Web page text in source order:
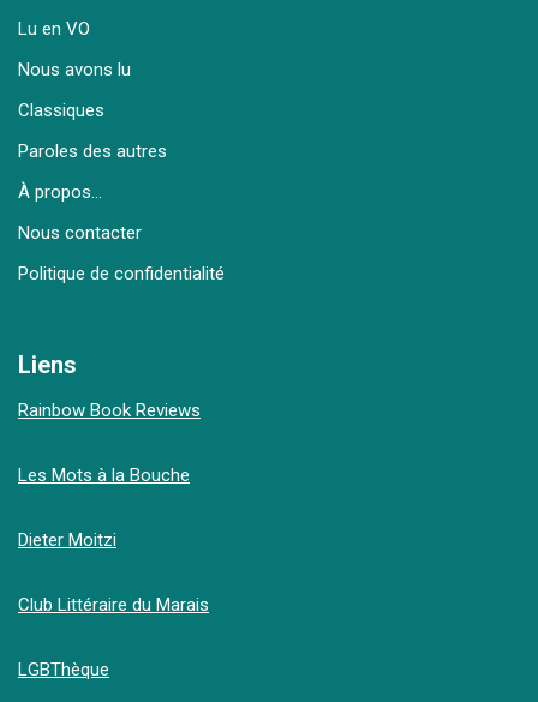
Lu en VO
Nous avons lu
Classiques
Paroles des autres
À propos…
Nous contacter
Politique de confidentialité
Liens
Rainbow Book Reviews
Les Mots à la Bouche
Dieter Moitzi
Club Littéraire du Marais
LGBThèque